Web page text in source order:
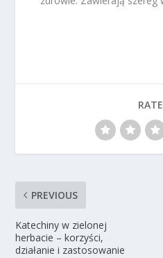
PREVIOUS
Katechiny w zielonej
herbacie – korzyści,
działanie i zastosowanie